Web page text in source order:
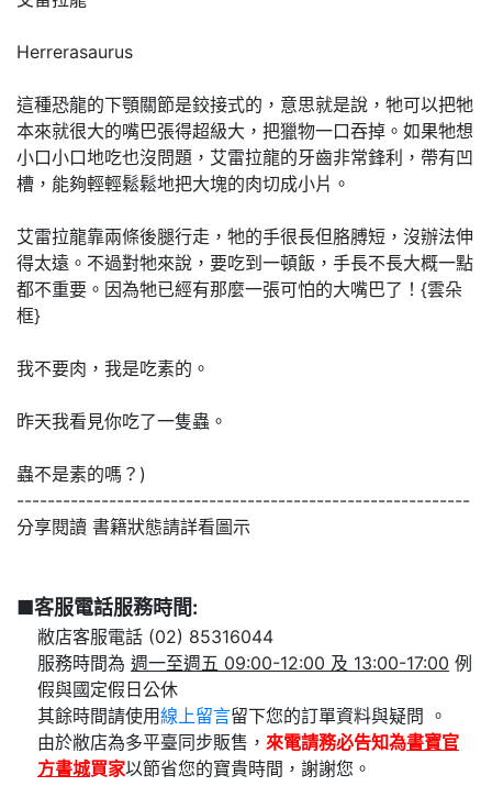
Herrerasaurus
這種恐龍的下顎關節是鉸接式的，意思就是說，牠可以把牠
本來就很大的嘴巴張得超級大，把獵物一口吞掉。如果牠想
小口小口地吃也沒問題，艾雷拉龍的牙齒非常鋒利，帶有凹
槽，能夠輕輕鬆鬆地把大塊的肉切成小片。
艾雷拉龍靠兩條後腿行走，牠的手很長但胳膊短，沒辦法伸
得太遠。不過對牠來說，要吃到一頓飯，手長不長大概一點
都不重要。因為牠已經有那麼一張可怕的大嘴巴了！{雲朵
框}
我不要肉，我是吃素的。
昨天我看見你吃了一隻蟲。
蟲不是素的嗎？)
-----------------------------------------------------------
分享閱讀 書籍狀態請詳看圖示
■客服電話服務時間:
敝店客服電話 (02) 85316044
服務時間為 週一至週五 09:00-12:00 及 13:00-17:00 例
假與國定假日公休
其餘時間請使用線上留言
留下您的訂單資料與疑問 。
由於敝店為多平臺同步販售， 來電請務必告知為書寶官
方書城買家以節省您的寶貴時間，謝謝您。